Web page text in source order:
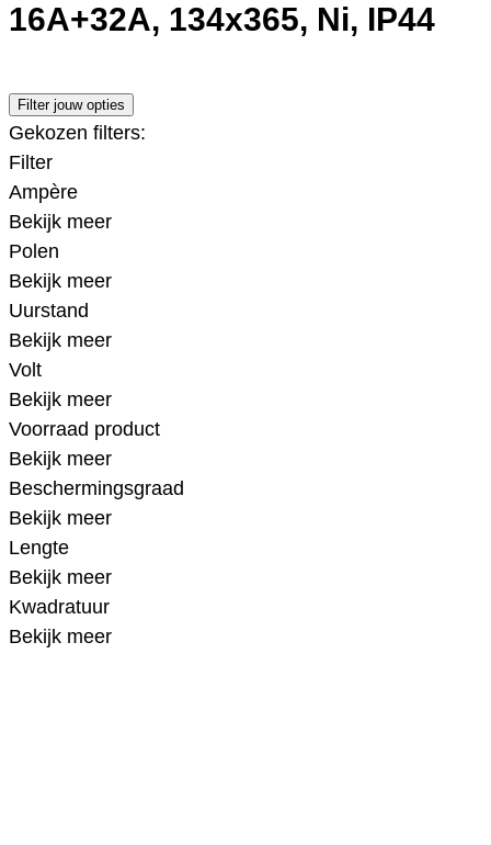
16A+32A, 134x365, Ni, IP44
Filter jouw opties
Gekozen filters:
Filter
Ampère
Bekijk meer
Polen
Bekijk meer
Uurstand
Bekijk meer
Volt
Bekijk meer
Voorraad product
Bekijk meer
Beschermingsgraad
Bekijk meer
Lengte
Bekijk meer
Kwadratuur
Bekijk meer